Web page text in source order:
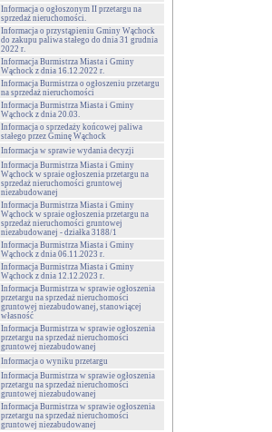
Informacja o ogłoszonym II przetargu na
sprzedaż nieruchomości.
Informacja o przystąpieniu Gminy Wąchock
do zakupu paliwa stałego do dnia 31 grudnia
2022 r.
Informacja Burmistrza Miasta i Gminy
Wąchock z dnia 16.12.2022 r.
Informacja Burmistrza o ogłoszeniu przetargu
na sprzedaż nieruchomości
Informacja Burmistrza Miasta i Gminy
Wąchock z dnia 20.03.
Informacja o sprzedaży końcowej paliwa
stałego przez Gminę Wąchock
Informacja w sprawie wydania decyzji
Informacja Burmistrza Miasta i Gminy
Wąchock w spraie ogłoszenia przetargu na
sprzedaż nieruchomości gruntowej
niezabudowanej
Informacja Burmistrza Miasta i Gminy
Wąchock w spraie ogłoszenia przetargu na
sprzedaż nieruchomości gruntowej
niezabudowanej - działka 3188/1
Informacja Burmistrza Miasta i Gminy
Wąchock z dnia 06.11.2023 r.
Informacja Burmistrza Miasta i Gminy
Wąchock z dnia 12.12.2023 r.
Informacja Burmistrza w sprawie ogłoszenia
przetargu na sprzedaż nieruchomości
gruntowej niezabudowanej, stanowiącej
własność
Informacja Burmistrza w sprawie ogłoszenia
przetargu na sprzedaż nieruchomości
gruntowej niezabudowanej
Informacja o wyniku przetargu
Informacja Burmistrza w sprawie ogłoszenia
przetargu na sprzedaż nieruchomości
gruntowej niezabudowanej
Informacja Burmistrza w sprawie ogłoszenia
przetargu na sprzedaż nieruchomości
gruntowej niezabudowanej